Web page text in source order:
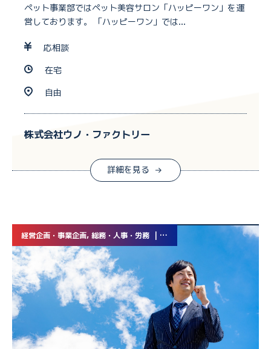
ペット事業部ではペット美容サロン「ハッピーワン」を運
営しております。 「ハッピーワン」では...
応相談
在宅
自由
株式会社ウノ・ファクトリー
詳細を見る
経営企画・事業企画, 総務・人事・労務 | 業務委託